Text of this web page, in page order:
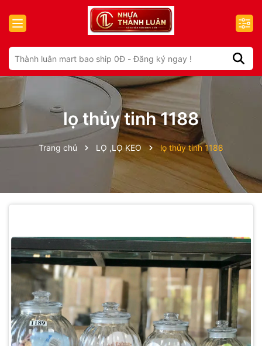
lọ thủy tinh 1188
Trang chủ LỌ ,LỌ KEO lọ thủy tinh 1188